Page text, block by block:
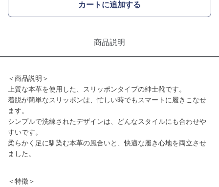
カートに追加する
商品説明
＜商品説明＞
上質な本革を使用した、スリッポンタイプの紳士靴です。
着脱が簡単なスリッポンは、忙しい時でもスマートに履きこなせ
ます。
シンプルで洗練されたデザインは、どんなスタイルにも合わせや
すいです。
柔らかく足に馴染む本革の風合いと、快適な履き心地を両立させ
ました。
＜特徴＞